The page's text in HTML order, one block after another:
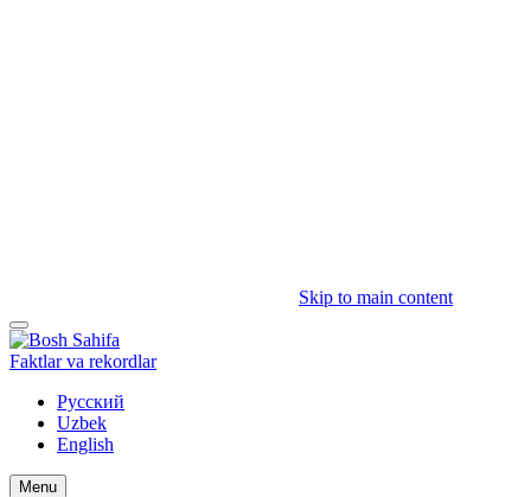
Skip to main content
Faktlar va rekordlar
Русский
Uzbek
English
Menu